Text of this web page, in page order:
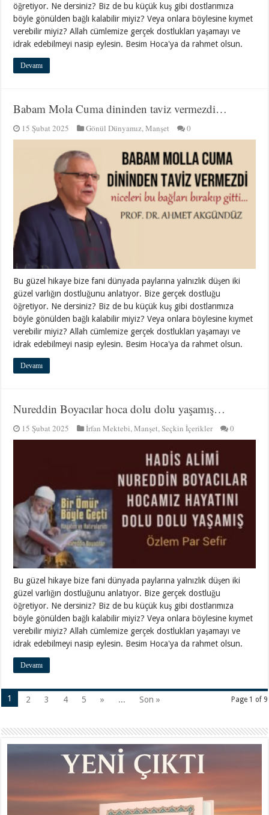
öğretiyor. Ne dersiniz? Biz de bu küçük kuş gibi dostlarımıza
böyle gönülden bağlı kalabilir miyiz? Veya onlara böylesine kıymet
verebilir miyiz? Allah cümlemize gerçek dostlukları yaşamayı ve
idrak edebilmeyi nasip eylesin. Besim Hoca'ya da rahmet olsun.
Devamı
Babam Mola Cuma dininden taviz vermezdi…
15 Şubat 2025 Gönül Dünyamız,Manşet 0
Bu güzel hikaye bize fani dünyada paylarına yalnızlık düşen iki
güzel varlığın dostluğunu anlatıyor. Bize gerçek dostluğu
öğretiyor. Ne dersiniz? Biz de bu küçük kuş gibi dostlarımıza
böyle gönülden bağlı kalabilir miyiz? Veya onlara böylesine kıymet
verebilir miyiz? Allah cümlemize gerçek dostlukları yaşamayı ve
idrak edebilmeyi nasip eylesin. Besim Hoca'ya da rahmet olsun.
Devamı
Nureddin Boyacılar hoca dolu dolu yaşamış…
15 Şubat 2025 İrfan Mektebi,Manşet,Seçkin İçerikler 0
Bu güzel hikaye bize fani dünyada paylarına yalnızlık düşen iki
güzel varlığın dostluğunu anlatıyor. Bize gerçek dostluğu
öğretiyor. Ne dersiniz? Biz de bu küçük kuş gibi dostlarımıza
böyle gönülden bağlı kalabilir miyiz? Veya onlara böylesine kıymet
verebilir miyiz? Allah cümlemize gerçek dostlukları yaşamayı ve
idrak edebilmeyi nasip eylesin. Besim Hoca'ya da rahmet olsun.
Devamı
Page 1 of 9
1 2 3 4 5 » ... Son »